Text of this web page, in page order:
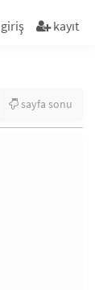
giriş kayıt
sayfa sonu